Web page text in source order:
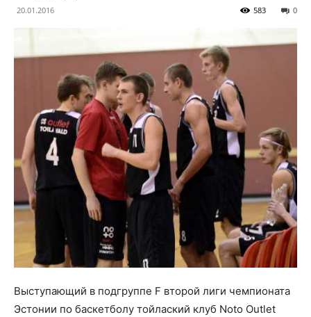
20.01.2016 0
583
Выступающий в подгруппе F второй лиги чемпионата
Эстонии по баскетболу тойлаский клуб Noto Outlet